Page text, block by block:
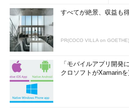
増えてくる
の差分だけ
ができる（
コマンド実行例
すべてが絶景、収益も
PR(COCO VILLA on GOETHE)
「モバイルアプリ開
クロソフトがXamarin